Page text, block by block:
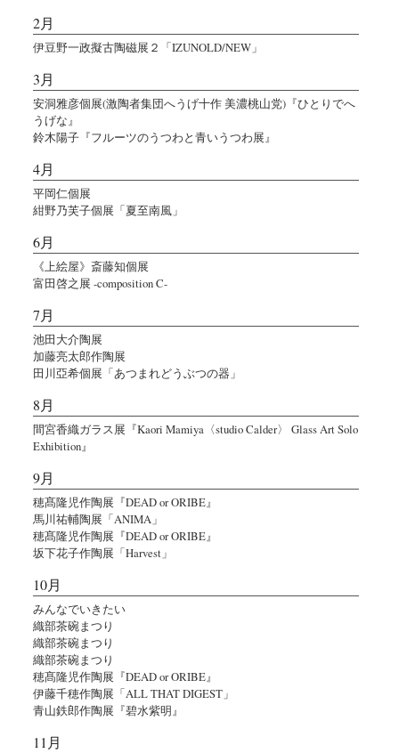
2月
伊豆野一政擬古陶磁展２「IZUNOLD/NEW」
3月
安洞雅彦個展(激陶者集団へうげ十作 美濃桃山党)『ひとりでへ
うげな』
鈴木陽子『フルーツのうつわと青いうつわ展』
4月
平岡仁個展
紺野乃芙子個展「夏至南風」
6月
《上絵屋》斎藤知個展
富田啓之展 -composition C-
7月
池田大介陶展
加藤亮太郎作陶展
田川亞希個展「あつまれどうぶつの器」
8月
間宮香織ガラス展『Kaori Mamiya〈studio Calder〉 Glass Art Solo
Exhibition』
9月
穂髙隆児作陶展『DEAD or ORIBE』
馬川祐輔陶展「ANIMA」
穂髙隆児作陶展『DEAD or ORIBE』
坂下花子作陶展「Harvest」
10月
みんなでいきたい
織部茶碗まつり
織部茶碗まつり
織部茶碗まつり
穂髙隆児作陶展『DEAD or ORIBE』
伊藤千穂作陶展「ALL THAT DIGEST」
青山鉄郎作陶展『碧水紫明』
11月